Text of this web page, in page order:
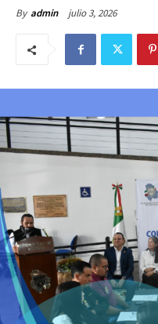
By admin julio 3, 2026